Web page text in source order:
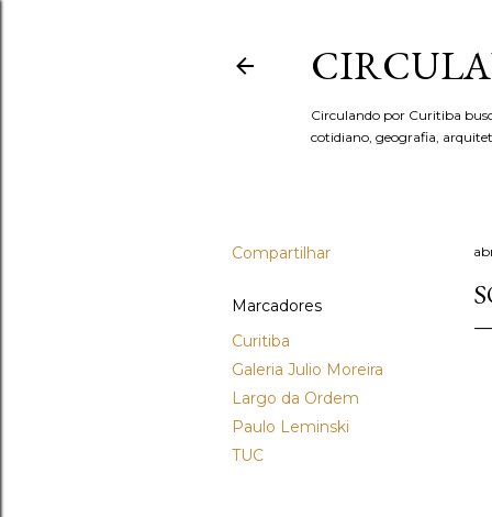
Circulando por Curitiba
cotidiano, geografia,
Compartilhar
Marcadores
Curitiba
Galeria Julio Moreira
Largo da Ordem
Paulo Leminski
TUC